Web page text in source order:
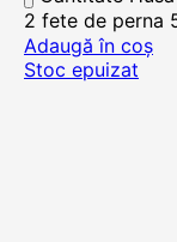
2 fete de perna
Adaugă în coș
Stoc epuizat